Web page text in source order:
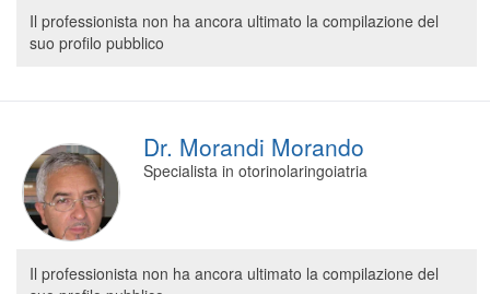
Per gli specialisti
Prenotazioni online
Planner e rubrica in cloud
Segreteria virtuale
Teleconsulto
Il professionista non ha ancora ultimato la compilazione del
suo profilo pubblico
Dr. Morandi Morando
Specialista in otorinolaringoiatria
Il professionista non ha ancora ultimato la compilazione del